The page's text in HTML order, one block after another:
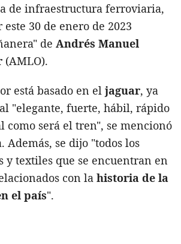
de infraestructura ferroviaria,
este 30 de enero de 2023
de Andrés Manuel
(AMLO).
está basado en el jaguar, ya
"elegante, fuerte, hábil, rápido
como será el tren", se mencionó
Además, se dijo "todos los
y textiles que se encuentran en
con la historia de la
el país".